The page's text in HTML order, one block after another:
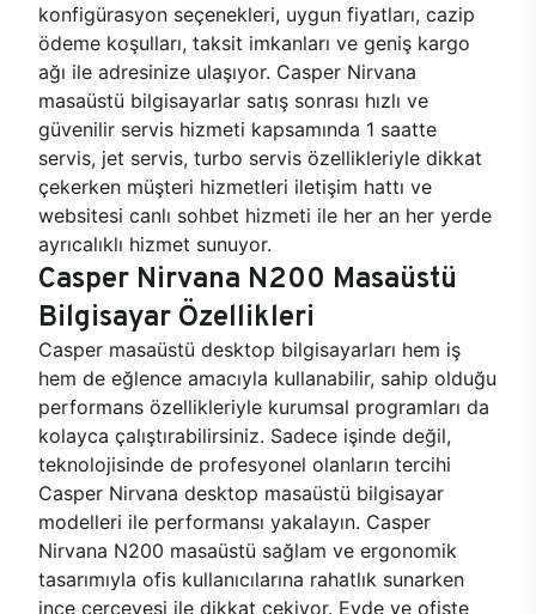
konfigürasyon seçenekleri, uygun fiyatları, cazip
ödeme koşulları, taksit imkanları ve geniş kargo
ağı ile adresinize ulaşıyor. Casper Nirvana
masaüstü bilgisayarlar satış sonrası hızlı ve
güvenilir servis hizmeti kapsamında 1 saatte
servis, jet servis, turbo servis özellikleriyle dikkat
çekerken müşteri hizmetleri iletişim hattı ve
websitesi canlı sohbet hizmeti ile her an her yerde
ayrıcalıklı hizmet sunuyor.
Casper Nirvana N200 Masaüstü
Bilgisayar Özellikleri
Casper masaüstü desktop bilgisayarları hem iş
hem de eğlence amacıyla kullanabilir, sahip olduğu
performans özellikleriyle kurumsal programları da
kolayca çalıştırabilirsiniz. Sadece işinde değil,
teknolojisinde de profesyonel olanların tercihi
Casper Nirvana desktop masaüstü bilgisayar
modelleri ile performansı yakalayın. Casper
Nirvana N200 masaüstü sağlam ve ergonomik
tasarımıyla ofis kullanıcılarına rahatlık sunarken
ince çerçevesi ile dikkat çekiyor. Evde ve ofiste